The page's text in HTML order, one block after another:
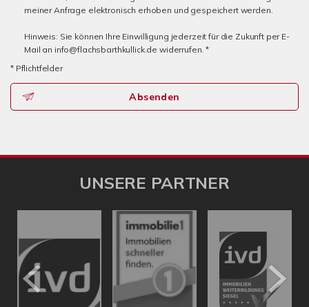
meiner Anfrage elektronisch erhoben und gespeichert werden.
Hinweis: Sie können Ihre Einwilligung jederzeit für die Zukunft per E-
Mail an info@flachsbarthkullick.de widerrufen. *
* Pflichtfelder
Absenden
UNSERE PARTNER